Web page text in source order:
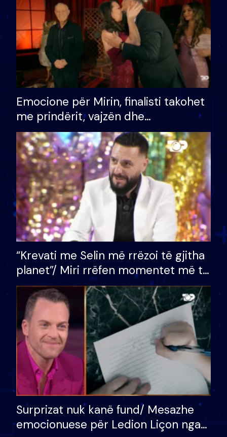
Emocione për Mirin, finalisti takohet
me prindërit, vajzën dhe
bashkëshorten: S’kemi ndonjë letër
divorci apo jo?
“Krevati me Selin më rrëzoi të gjitha
planet”/ Miri rrëfen momentet më të
bukura në shtëpinë e BB VIP: Do më
mungojë zilja e mëngjesit kur…
Surprizat nuk kanë fund/ Mesazhe
emocionuese për Ledion Liçon nga